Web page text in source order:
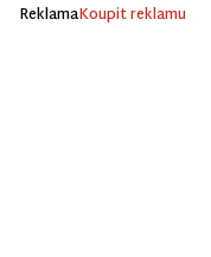
ReklamaKoupit reklamu